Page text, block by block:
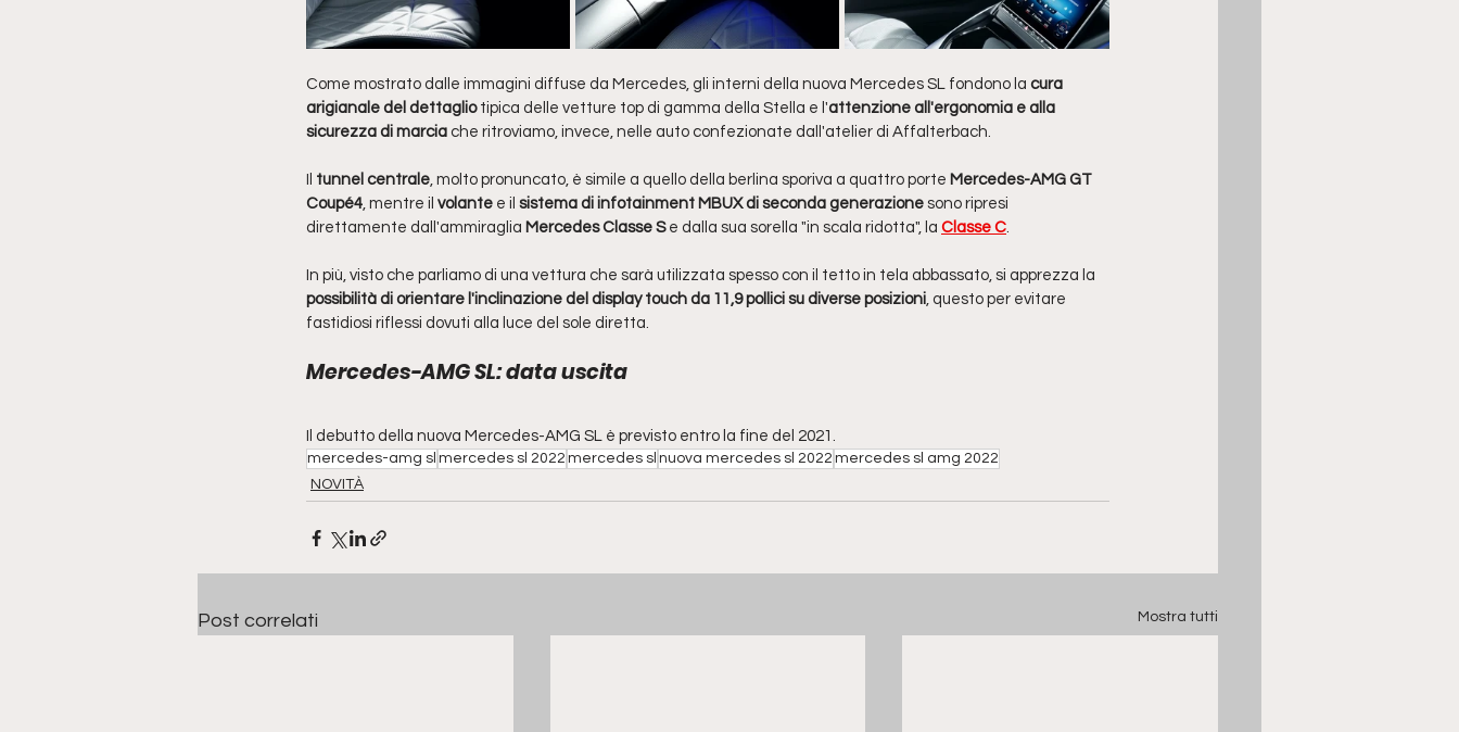
Come mostrato dalle immagini diffuse da Mercedes, gli interni della nuova Mercedes SL fondono la cura
arigianale del dettaglio tipica delle vetture top di gamma della Stella e l'attenzione all'ergonomia e alla
sicurezza di marcia che ritroviamo, invece, nelle auto confezionate dall'atelier di Affalterbach.
tunnel centrale, molto pronuncato, è simile a quello della berlina sporiva a quattro porte Mercedes-AMG GT
Coupé4, mentre il volante e il sistema di infotainment MBUX di seconda generazione sono ripresi
direttamente dall'ammiraglia Mercedes Classe S e dalla sua sorella "in scala ridotta", la Classe C.
In più, visto che parliamo di una vettura che sarà utilizzata spesso con il tetto in tela abbassato, si apprezza la
possibilità di orientare l'inclinazione del display touch da 11,9 pollici su diverse posizioni, questo per evitare
fastidiosi riflessi dovuti alla luce del sole diretta.
Mercedes-AMG SL: data uscita
Il debutto della nuova Mercedes-AMG SL è previsto entro la fine del 2021.
mercedes-amg sl mercedes sl 2022 mercedes sl nuova mercedes sl 2022 mercedes sl amg 2022
NOVITÀ
Post correlati Mostra tutti